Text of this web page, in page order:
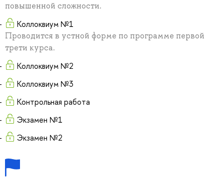
повышенной сложности.
Коллоквиум №1
Проводится в устной форме по программе первой
трети курса.
Коллоквиум №2
Коллоквиум №3
Контрольная работа
Экзамен №1
Экзамен №2